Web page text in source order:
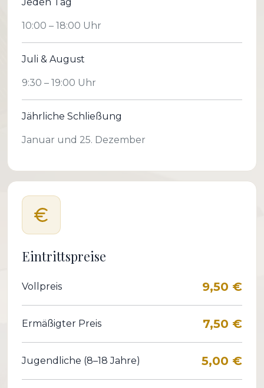
Jeden Tag
10:00 – 18:00 Uhr
Juli & August
9:30 – 19:00 Uhr
Jährliche Schließung
Januar und 25. Dezember
Eintrittspreise
Vollpreis 9,50 €
Ermäßigter Preis 7,50 €
Jugendliche (8–18 Jahre) 5,00 €